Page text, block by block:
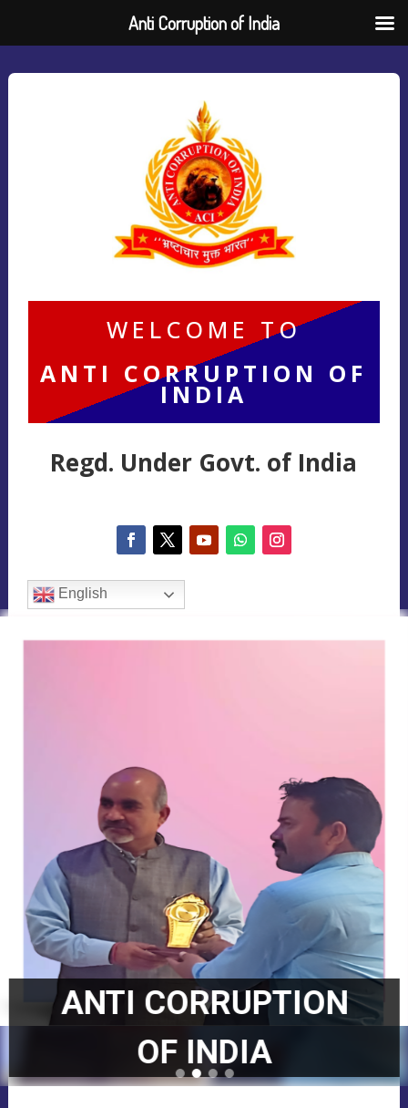
WELCOME TO
ANTI CORRUPTION OF
INDIA
Regd. Under Govt. of India
English
ANTI CORRUPTION
OF INDIA
Anti Corruption of India